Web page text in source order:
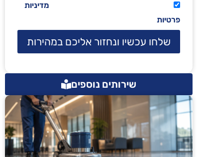
מדיניות
פרטיות
שלחו עכשיו ונחזור אליכם במהירות
שירותים נוספים